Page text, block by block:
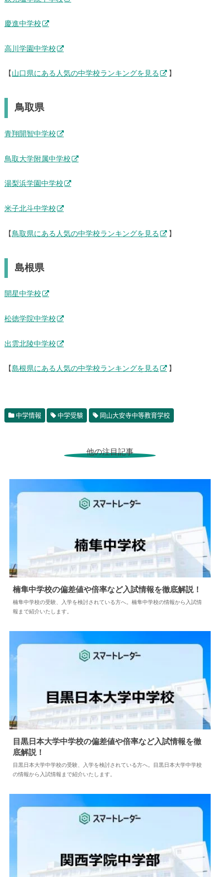
慶進中学校
高川学園中学校
【 山口県にある人気の中学校ランキングを見る 】
鳥取県
青翔開智中学校
鳥取大学附属中学校
湯梨浜学園中学校
米子北斗中学校
【 鳥取県にある人気の中学校ランキングを見る 】
島根県
開星中学校
松徳学院中学校
出雲北陵中学校
【 島根県にある人気の中学校ランキングを見る 】
中学情報 中学受験 岡山大安寺中等教育学校
他の注目記事
中学情報
楠隼中学校の偏差値や倍率など入試情報を徹底解説！
楠隼中学校の受験、入学を検討されている方へ。楠隼中学校の情報から入試情
報まで紹介いたします。
中学情報 2024.04.02
目黒日本大学中学校の偏差値や倍率など入試情報を徹
底解説！
目黒日本大学中学校の受験、入学を検討されている方へ。目黒日本大学中学校
の情報から入試情報まで紹介いたします。